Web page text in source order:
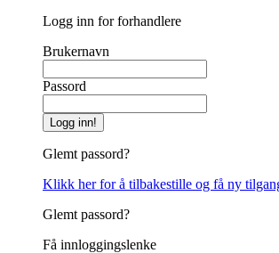
Logg inn for forhandlere
Brukernavn
Passord
Logg inn!
Glemt passord?
Klikk her for å tilbakestille og få ny
Glemt passord?
Få innloggingslenke